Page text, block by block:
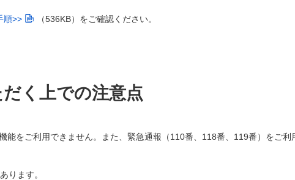
順>> （536KB） をご確認ください。
く上での注意点
能をご利用できません。また、緊急通報（110番、118番、119番）をご利
ります。